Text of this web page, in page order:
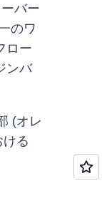
バー
のワ
ロー
ンバ
(オレ
る